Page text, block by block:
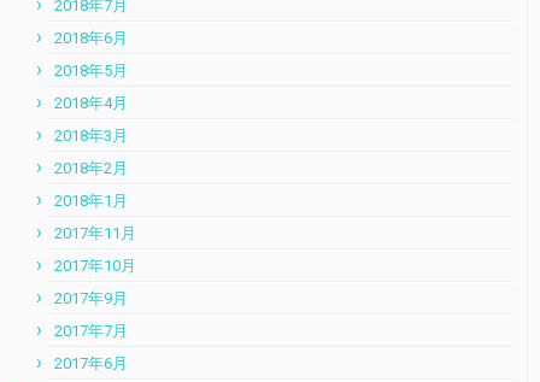
2018年7月
2018年6月
2018年5月
2018年4月
2018年3月
2018年2月
2018年1月
2017年11月
2017年10月
2017年9月
2017年7月
2017年6月